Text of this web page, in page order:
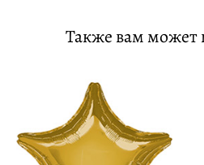
Также вам может